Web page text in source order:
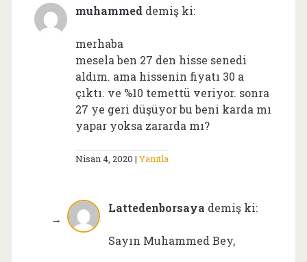
muhammed demiş ki:
merhaba
mesela ben 27 den hisse senedi
aldım. ama hissenin fiyatı 30 a
çıktı. ve %10 temettü veriyor. sonra
27 ye geri düşüyor bu beni karda mı
yapar yoksa zararda mı?
Nisan 4, 2020 Yanıtla
Lattedenborsaya demiş ki:
Sayın Muhammed Bey,